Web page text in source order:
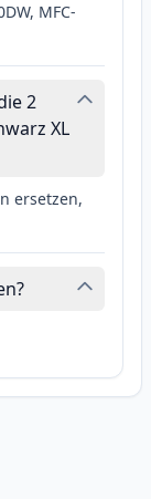
MFC-
2
XL
ersetzen,